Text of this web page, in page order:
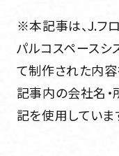
Works
実績紹介
Works
実績紹介
※本記事は、J.フ
パルコスペースシ
て制作された内容
記事内の会社名・
記を使用していま